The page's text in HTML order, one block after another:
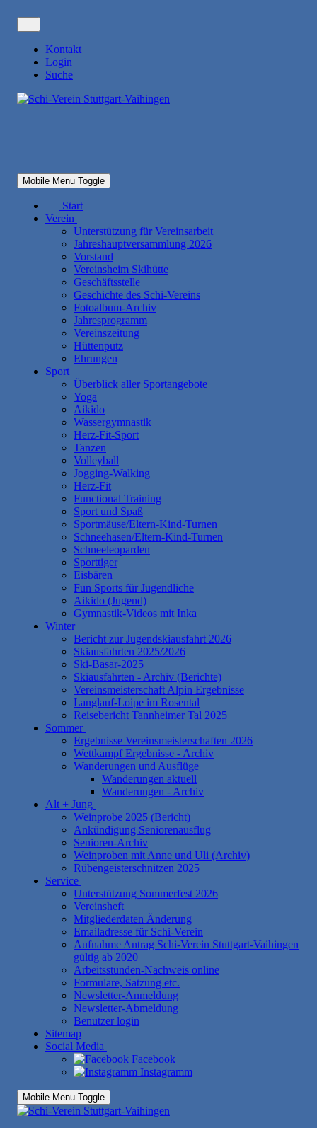
Kontakt
Login
Suche
Mobile Menu Toggle
Start
Verein
Unterstützung für Vereinsarbeit
Jahreshauptversammlung 2026
Vorstand
Vereinsheim Skihütte
Geschäftsstelle
Geschichte des Schi-Vereins
Fotoalbum-Archiv
Jahresprogramm
Vereinszeitung
Hüttenputz
Ehrungen
Sport
Überblick aller Sportangebote
Yoga
Aikido
Wassergymnastik
Herz-Fit-Sport
Tanzen
Volleyball
Jogging-Walking
Herz-Fit
Functional Training
Sport und Spaß
Sportmäuse/Eltern-Kind-Turnen
Schneehasen/Eltern-Kind-Turnen
Schneeleoparden
Sporttiger
Eisbären
Fun Sports für Jugendliche
Aikido (Jugend)
Gymnastik-Videos mit Inka
Winter
Bericht zur Jugendskiausfahrt 2026
Skiausfahrten 2025/2026
Ski-Basar-2025
Skiausfahrten - Archiv (Berichte)
Vereinsmeisterschaft Alpin Ergebnisse
Langlauf-Loipe im Rosental
Reisebericht Tannheimer Tal 2025
Sommer
Ergebnisse Vereinsmeisterschaften 2026
Wettkampf Ergebnisse - Archiv
Wanderungen und Ausflüge
Wanderungen aktuell
Wanderungen - Archiv
Alt + Jung
Weinprobe 2025 (Bericht)
Ankündigung Seniorenausflug
Senioren-Archiv
Weinproben mit Anne und Uli (Archiv)
Rübengeisterschnitzen 2025
Service
Unterstützung Sommerfest 2026
Vereinsheft
Mitgliederdaten Änderung
Emailadresse für Schi-Verein
Aufnahme Antrag Schi-Verein Stuttgart-Vaihingen
gültig ab 2020
Arbeitsstunden-Nachweis online
Formulare, Satzung etc.
Newsletter-Anmeldung
Newsletter-Abmeldung
Benutzer login
Sitemap
Social Media
Facebook
Instagramm
Mobile Menu Toggle